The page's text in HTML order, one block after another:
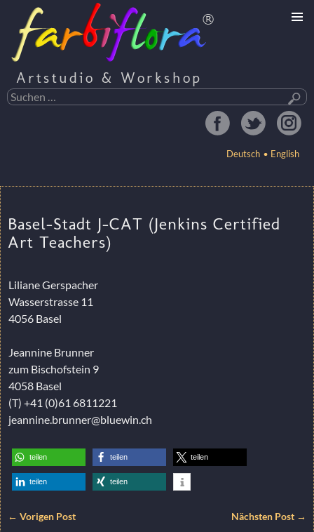
Artstudio & Workshop
Suchen
nach:
English
Deutsch
SPRINGEN
Basel-Stadt J-CAT (Jenkins Certified
Art Teachers)
Liliane Gerspacher
Wasserstrasse 11
4056 Basel
Jeannine Brunner
zum Bischofstein 9
4058 Basel
(T) +41 (0)61 6811221
jeannine.brunner@bluewin.ch
teilen teilen teilen
teilen teilen
← Vorigen Post Nächsten Post →